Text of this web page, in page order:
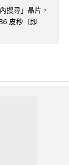
搜尋」晶片，
皮秒（即